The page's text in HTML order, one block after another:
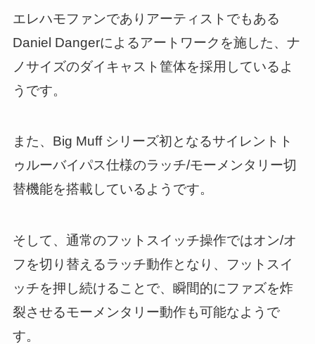
エレハモファンでありアーティストでもある
Daniel Dangerによるアートワークを施した、ナ
ノサイズのダイキャスト筐体を採用しているよ
うです。
また、Big Muff シリーズ初となるサイレントト
ゥルーバイパス仕様のラッチ/モーメンタリー切
替機能を搭載しているようです。
そして、通常のフットスイッチ操作ではオン/オ
フを切り替えるラッチ動作となり、フットスイ
ッチを押し続けることで、瞬間的にファズを炸
裂させるモーメンタリー動作も可能なようで
す。